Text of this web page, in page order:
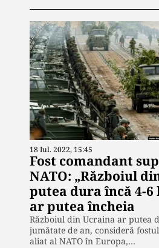
18 Iul. 2022, 15:45
Fost comandant
NATO: „Războiul
putea dura încă 4-6
ar putea încheia
Războiul din Ucraina ar putea
jumătate de an, consideră
aliat al NATO în Europa,…